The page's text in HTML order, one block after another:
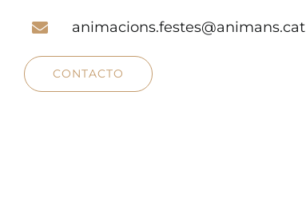
animacions.festes@animans.cat
CONTACTO